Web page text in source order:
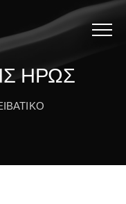
Menu
ΗΡΩΣ